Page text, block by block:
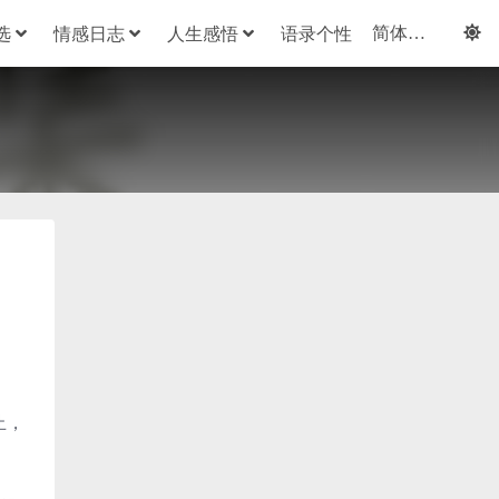
情感日志 人生感悟 语录个性